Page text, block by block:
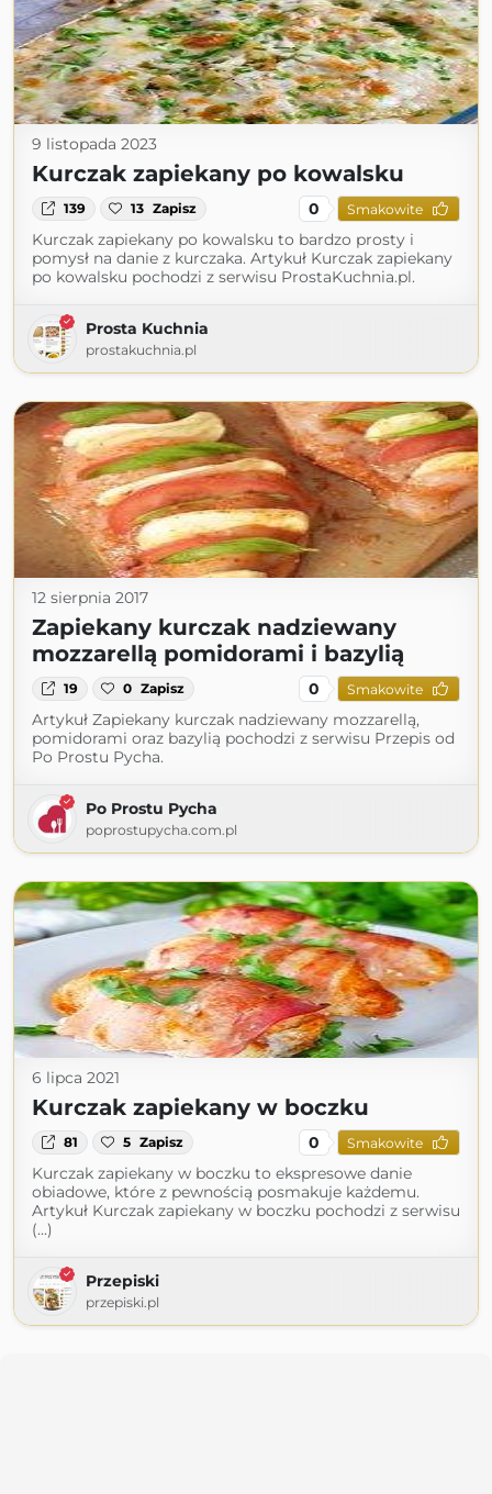
9 listopada 2023
Kurczak zapiekany po kowalsku
139 13 Zapisz 0 Smakowite
Kurczak zapiekany po kowalsku to bardzo prosty i
pomysł na danie z kurczaka. Artykuł Kurczak zapiekany
po kowalsku pochodzi z serwisu ProstaKuchnia.pl.
Prosta Kuchnia
prostakuchnia.pl
12 sierpnia 2017
Zapiekany kurczak nadziewany
mozzarellą pomidorami i bazylią
19 0 Zapisz 0 Smakowite
Artykuł Zapiekany kurczak nadziewany mozzarellą,
pomidorami oraz bazylią pochodzi z serwisu Przepis od
Po Prostu Pycha.
Po Prostu Pycha
poprostupycha.com.pl
6 lipca 2021
Kurczak zapiekany w boczku
81 5 Zapisz 0 Smakowite
Kurczak zapiekany w boczku to ekspresowe danie
obiadowe, które z pewnością posmakuje każdemu.
Artykuł Kurczak zapiekany w boczku pochodzi z serwisu
(...)
Przepiski
przepiski.pl